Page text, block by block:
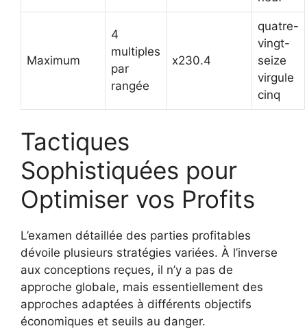
Maximum
4
multiples
par
rangée
x230.4
quatre-
vingt-
seize
virgule
cinq
Tactiques
Sophistiquées pour
Optimiser vos Profits
L’examen détaillée des parties profitables
dévoile plusieurs stratégies variées. À l’inverse
aux conceptions reçues, il n’y a pas de
approche globale, mais essentiellement des
approches adaptées à différents objectifs
économiques et seuils au danger.